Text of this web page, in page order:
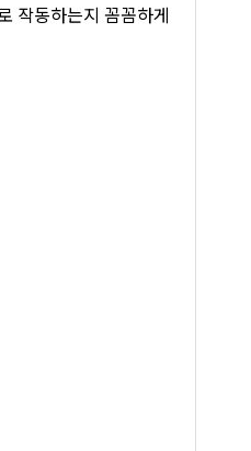
작동하는지 꼼꼼하게